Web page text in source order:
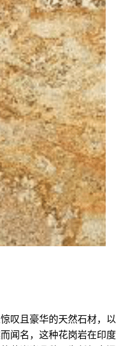
叹且豪华的天然石材，以
闻名，这种花岗岩在印度